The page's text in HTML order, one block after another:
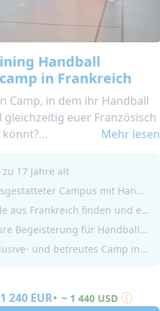
Handball
in Frankreich
Camp, in dem ihr Handball
es euch, eure
zu verbessern
zu knüpfen,
euren Lieblingssport spielt!
Sommer in unserer
in Frankreich 2026!
Mehr lesen
zu 17 Jahre alt
Voll ausgestatteter Campus mit Handball-Einrichtungen
Freunde aus Frankreich finden und eure Französischkenntnisse verbessern
Teilt eure Begeisterung für Handball mit anderen Jugendlichen
All-Inclusive- und betreutes Camp in Vichy
1 240 EUR ~ 1 440 USD